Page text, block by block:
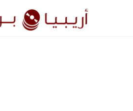
أريبيا